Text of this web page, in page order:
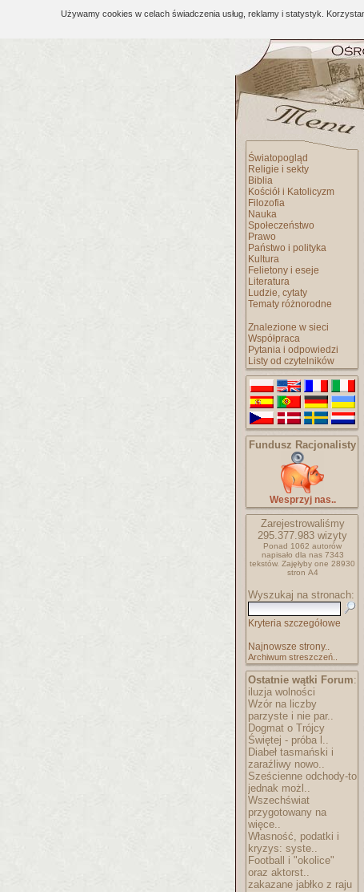
Używamy cookies w celach świadczenia usług, reklamy i statystyk.
Światopogląd
Religie i sekty
Biblia
Kościół i Katolicyzm
Filozofia
Nauka
Społeczeństwo
Prawo
Państwo i polityka
Kultura
Felietony i eseje
Literatura
Ludzie, cytaty
Tematy różnorodne
Znalezione w sieci
Współpraca
Pytania i odpowiedzi
Listy od czytelników
Fundusz Racjonalisty
Wesprzyj nas..
Zarejestrowaliśmy
295.377.983 wizyty
Ponad 1062 autorów
napisało dla nas 7343
tekstów. Zajęłyby one 28930
stron A4
Wyszukaj na stronach:
Kryteria szczegółowe
Najnowsze strony..
Archiwum streszczeń..
Ostatnie wątki Forum:
iluzja wolności
Wzór na liczby
parzyste i nie par..
Dogmat o Trójcy
Świętej - próba l..
Diabeł tasmański i
zaraźliwy nowo..
Sześcienne odchody-to
jednak możl..
Wszechświat
przygotowany na
więce..
Własność, podatki i
kryzys: syste..
Football i "okolice"
oraz aktorst..
zakazane jabłko z raju